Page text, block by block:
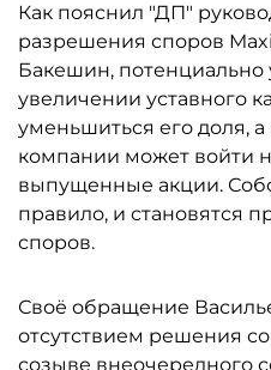
Как пояснил "ДП"
разрешения споров
Бакешин, потенциально
увеличении уставного
уменьшиться его доля,
компании может войти
выпущенные акции.
правило, и становятся
споров.
Своё обращение
отсутствием решения
созыве внеочередного